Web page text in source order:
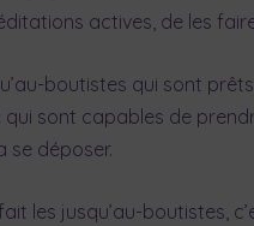
actives, de les
boutistes qui sont
sont capables de
se déposer.
les jusqu’au-boutistes,